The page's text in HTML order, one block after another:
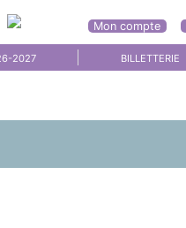
Mon compte
Menu
2027 BILLETTERIE